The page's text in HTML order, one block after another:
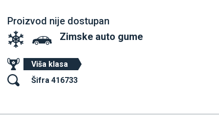
Proizvod nije dostupan
Zimske auto gume
Viša klasa
Šifra 416733